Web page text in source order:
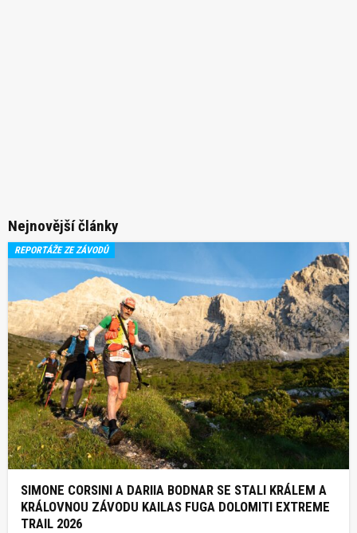
Nejnovější články
REPORTÁŽE ZE ZÁVODŮ
SIMONE CORSINI A DARIIA BODNAR SE STALI KRÁLEM A
KRÁLOVNOU ZÁVODU KAILAS FUGA DOLOMITI EXTREME
TRAIL 2026